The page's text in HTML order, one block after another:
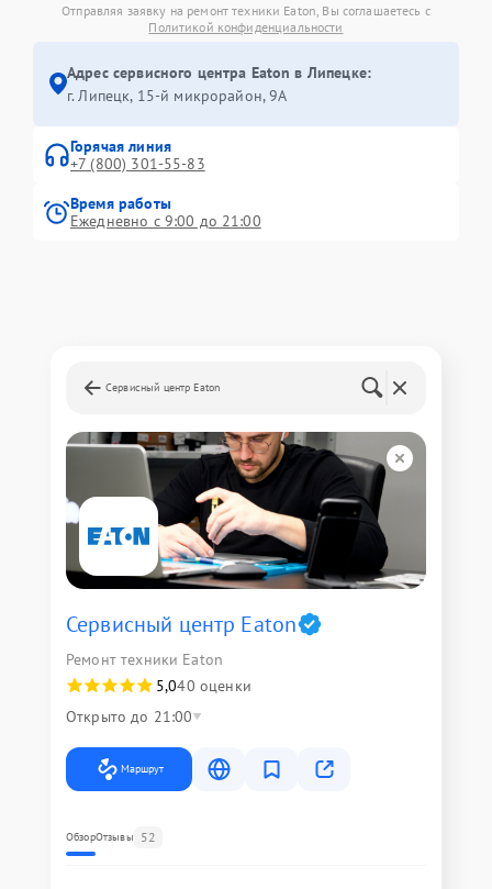
Отправляя заявку на ремонт техники Eaton, Вы соглашаетесь с
Политикой конфиденциальности
Адрес сервисного центра Eaton в Липецке:
г. Липецк, 15-й микрорайон, 9А
Горячая линия
+7 (800) 301-55-83
Время работы
Ежедневно с 9:00 до 21:00
Сервисный центр Eaton
Сервисный центр Eaton
Ремонт техники Eaton
5,040 оценки
Открыто до 21:00
Маршрут
ОбзорОтзывы 52